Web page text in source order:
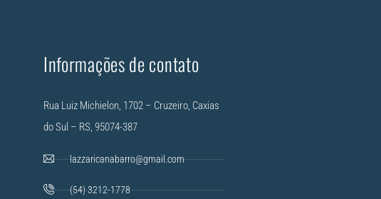
Informações de contato
Rua Luiz Michielon, 1702 – Cruzeiro, Caxias
do Sul – RS, 95074-387
lazzaricanabarro@gmail.com
(54) 3212-1778